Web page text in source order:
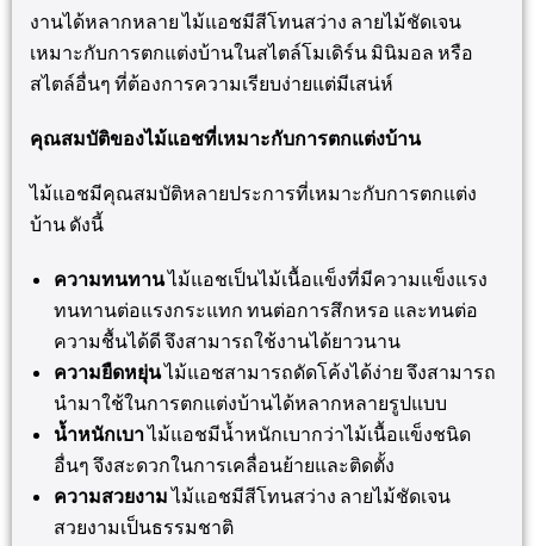
งานได้หลากหลาย ไม้แอชมีสีโทนสว่าง ลายไม้ชัดเจน
เหมาะกับการตกแต่งบ้านในสไตล์โมเดิร์น มินิมอล หรือ
สไตล์อื่นๆ ที่ต้องการความเรียบง่ายแต่มีเสน่ห์
คุณสมบัติของไม้แอชที่เหมาะกับการตกแต่งบ้าน
ไม้แอชมีคุณสมบัติหลายประการที่เหมาะกับการตกแต่ง
บ้าน ดังนี้
ความทนทานไม้แอชเป็นไม้เนื้อแข็งที่มีความแข็งแรง
ทนทานต่อแรงกระแทก ทนต่อการสึกหรอ และทนต่อ
ความชื้นได้ดี จึงสามารถใช้งานได้ยาวนาน
ความยืดหยุ่นไม้แอชสามารถดัดโค้งได้ง่าย จึงสามารถ
นำมาใช้ในการตกแต่งบ้านได้หลากหลายรูปแบบ
น้ำหนักเบาไม้แอชมีน้ำหนักเบากว่าไม้เนื้อแข็งชนิด
อื่นๆ จึงสะดวกในการเคลื่อนย้ายและติดตั้ง
ความสวยงามไม้แอชมีสีโทนสว่าง ลายไม้ชัดเจน
สวยงามเป็นธรรมชาติ